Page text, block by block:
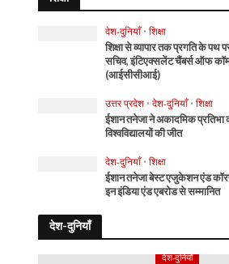
देश-दुनियाँ • शिक्षा
शिक्षा से व्यापार तक प्रगति के पथ
सचिव, इंटिएक्सलेंट चैंबर्स ऑफ
(आईसीसीआई)
उत्तर प्रदेश • देश-दुनियाँ • शिक्षा
ईशान तनेजा ने अकादमिक प्रतिभा
विश्वविद्यालयों की जीत
देश-दुनियाँ • शिक्षा
ईशान तनेजा बेस्ट एजुकेशन एंड
इन इंडिया एंड एबरोड से सम्मानित
देश-दुनियाँ
देश-दुनियाँ